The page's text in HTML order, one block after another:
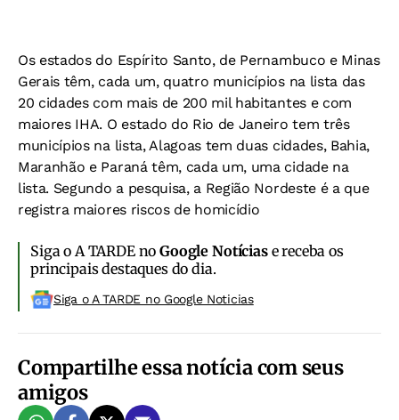
Os estados do Espírito Santo, de Pernambuco e Minas
Gerais têm, cada um, quatro municípios na lista das
20 cidades com mais de 200 mil habitantes e com
maiores IHA. O estado do Rio de Janeiro tem três
municípios na lista, Alagoas tem duas cidades, Bahia,
Maranhão e Paraná têm, cada um, uma cidade na
lista. Segundo a pesquisa, a Região Nordeste é a que
registra maiores riscos de homicídio
Siga o A TARDE noGoogle Notíciase receba os
principais destaques do dia.
Siga o A TARDE no Google Noticias
Compartilhe essa notícia com seus
amigos